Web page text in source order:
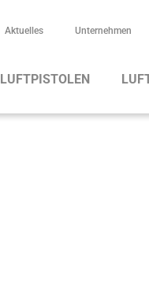
Aktuelles Unternehmen
LUFTPISTOLEN